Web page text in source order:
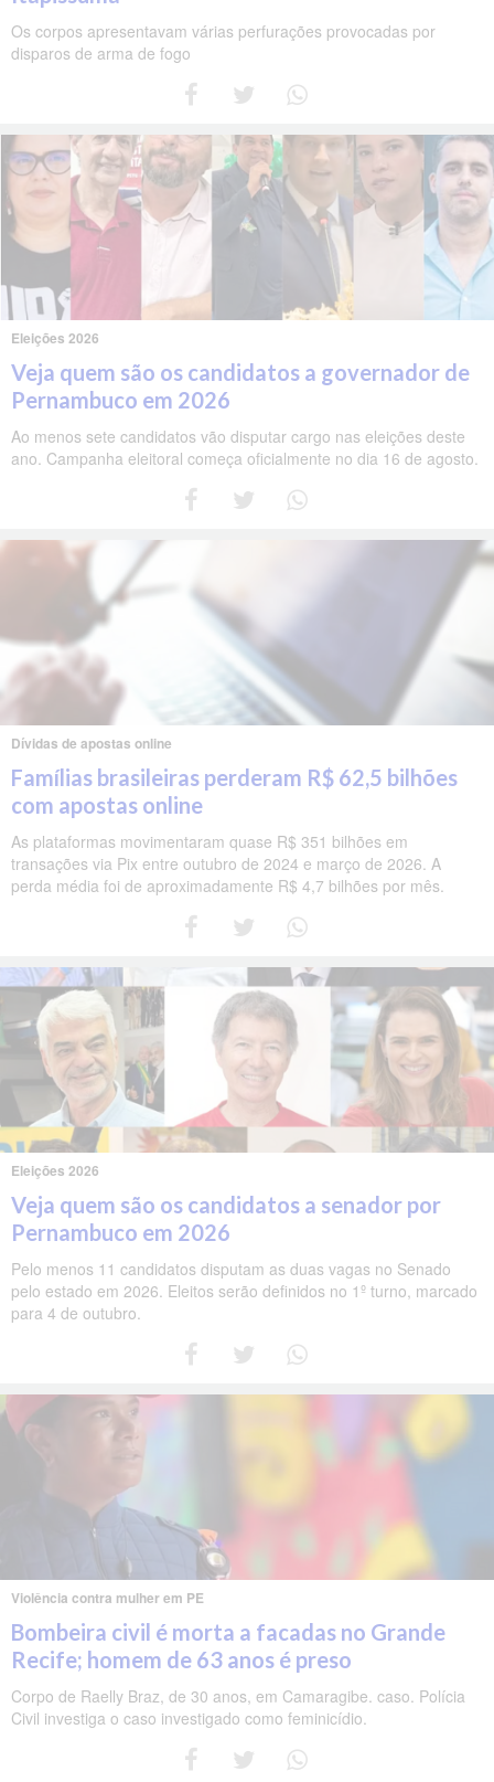
Os corpos apresentavam várias perfurações provocadas por
disparos de arma de fogo
Eleições 2026
Veja quem são os candidatos a governador de
Pernambuco em 2026
Ao menos sete candidatos vão disputar cargo nas eleições deste
ano. Campanha eleitoral começa oficialmente no dia 16 de agosto.
Dívidas de apostas online
Famílias brasileiras perderam R$ 62,5 bilhões
com apostas online
As plataformas movimentaram quase R$ 351 bilhões em
transações via Pix entre outubro de 2024 e março de 2026. A
perda média foi de aproximadamente R$ 4,7 bilhões por mês.
Eleições 2026
Veja quem são os candidatos a senador por
Pernambuco em 2026
Pelo menos 11 candidatos disputam as duas vagas no Senado
pelo estado em 2026. Eleitos serão definidos no 1º turno, marcado
para 4 de outubro.
Violência contra mulher em PE
Bombeira civil é morta a facadas no Grande
Recife; homem de 63 anos é preso
Corpo de Raelly Braz, de 30 anos, em Camaragibe. caso. Polícia
Civil investiga o caso investigado como feminicídio.